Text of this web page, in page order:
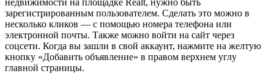
зарегистрированным пользователем. Сделать это можно в
несколько кликов — с помощью номера телефона или
электронной почты. Также можно войти на сайт через
соцсети. Когда вы зашли в свой аккаунт, нажмите на желтую
кнопку «Добавить объявление» в правом верхнем углу
главной страницы.